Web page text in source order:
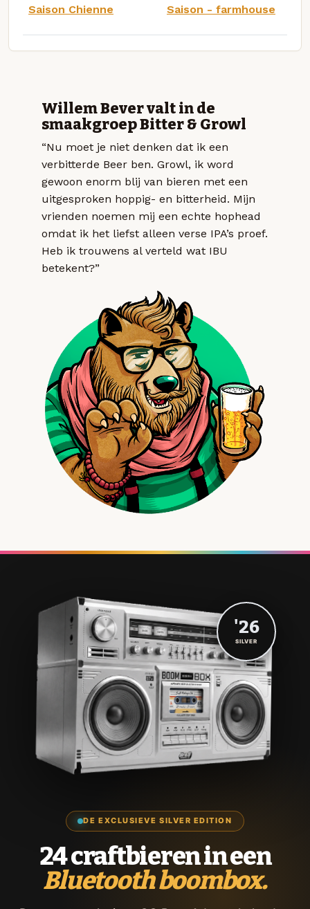
Saison Chienne Saison - farmhouse
Willem Bever valt in de
smaakgroep Bitter & Growl
“Nu moet je niet denken dat ik een
verbitterde Beer ben. Growl, ik word
gewoon enorm blij van bieren met een
uitgesproken hoppig- en bitterheid. Mijn
vrienden noemen mij een echte hophead
omdat ik het liefst alleen verse IPA’s proef.
Heb ik trouwens al verteld wat IBU
betekent?”
DE EXCLUSIEVE SILVER EDITION
24 craftbieren in een
Bluetooth boombox.
'26
SILVER